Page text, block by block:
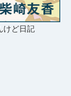
けど日記